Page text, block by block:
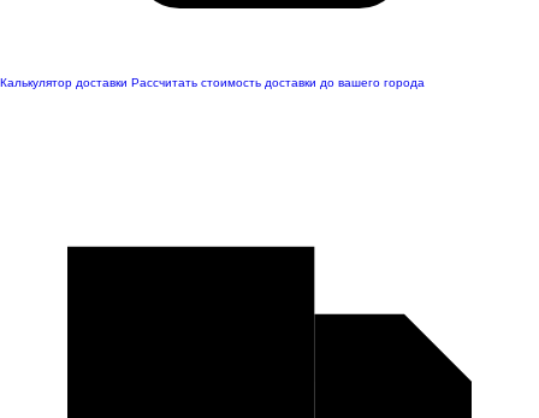
Калькулятор доставки Рассчитать стоимость доставки до вашего города